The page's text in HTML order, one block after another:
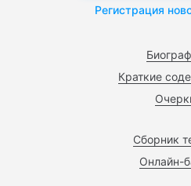
Краткие
Сборник
Онлайн-
Регистрация